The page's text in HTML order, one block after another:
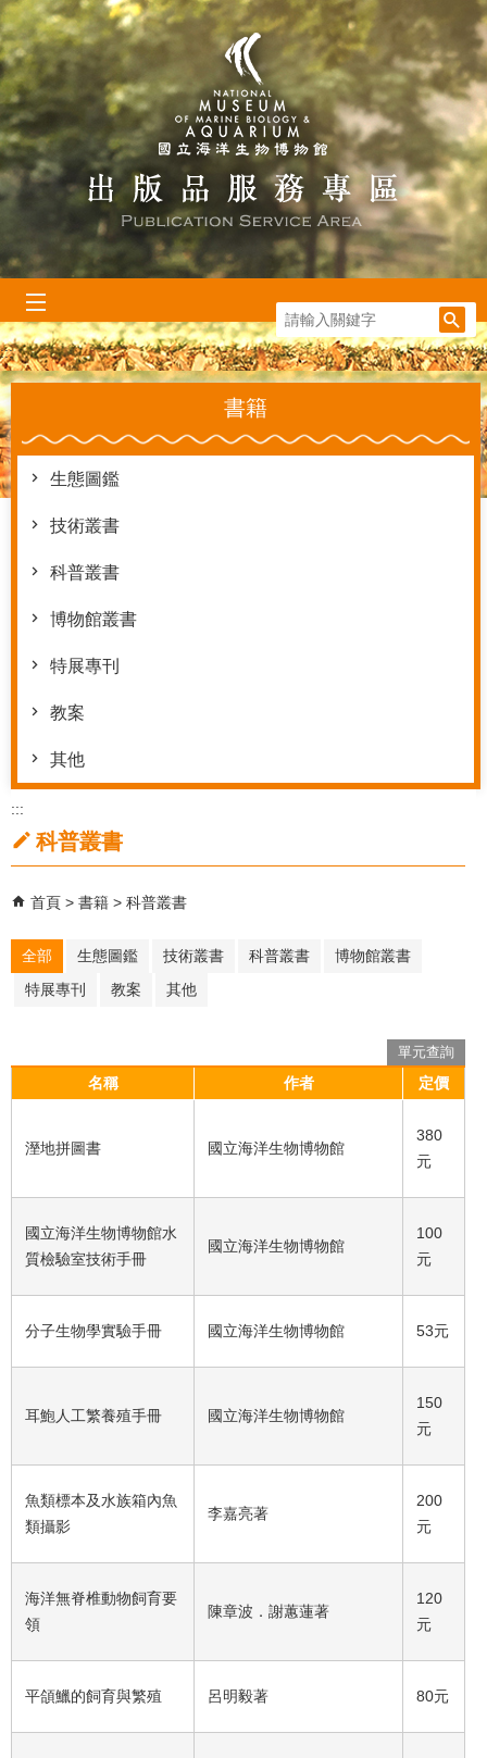
跳到主要內容區塊
:::
書籍
生態圖鑑
技術叢書
科普叢書
博物館叢書
特展專刊
教案
其他
:::
科普叢書
首頁 書籍 科普叢書
全部 生態圖鑑 技術叢書 科普叢書
博物館叢書
特展專刊
教案 其他
單元查詢
名稱 作者 定價
溼地拼圖書 國立海洋生物博物館
380
元
國立海洋生物博物館水
質檢驗室技術手冊
國立海洋生物博物館
100
元
分子生物學實驗手冊 國立海洋生物博物館 53元
耳鮑人工繁養殖手冊 國立海洋生物博物館
150
元
魚類標本及水族箱內魚
類攝影
李嘉亮著
200
元
海洋無脊椎動物飼育要
領
陳章波．謝蕙蓮著
120
元
平頜鱲的飼育與繁殖 呂明毅著 80元